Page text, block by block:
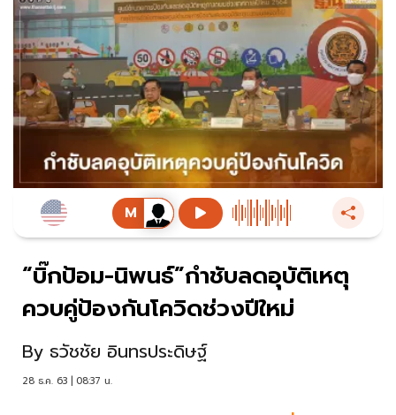
“บิ๊กป้อม-นิพนธ์”กำชับลดอุบัติเหตุ
ควบคู่ป้องกันโควิดช่วงปีใหม่
By ธวัชชัย อินทรประดิษฐ์
28 ธ.ค. 63 | 08:37 น.